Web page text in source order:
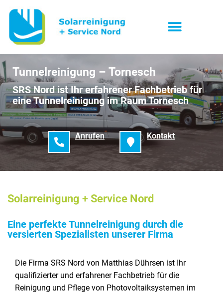
Tunnelreinigung – Tornesch
SRS Nord ist Ihr erfahrener Fachbetrieb für
eine Tunnelreinigung im Raum Tornesch
Anrufen Kontakt
Solarreinigung + Service Nord
Eine perfekte Tunnelreinigung durch die
versierten Spezialisten unserer Firma
Die Firma SRS Nord von Matthias Dührsen ist Ihr
qualifizierter und erfahrener Fachbetrieb für die
Reinigung und Pflege von Photovoltaiksystemen im